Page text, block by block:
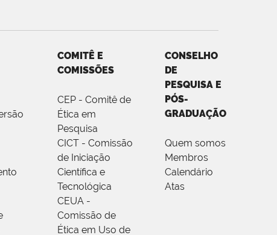
COMITÊ E
COMISSÕES
CEP - Comitê de
Ética em
Pesquisa
CICT - Comissão
de Iniciação
Científica e
Tecnológica
CEUA -
Comissão de
Ética em Uso de
CONSELHO
DE
PESQUISA E
PÓS-
GRADUAÇÃO
Quem somos
Membros
Calendário
Atas